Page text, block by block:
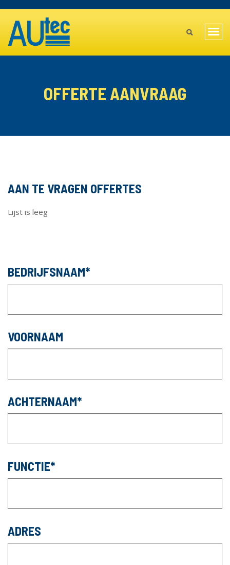
naar
inhoud
MAIN
MENU
OFFERTE AANVRAAG
AAN TE VRAGEN OFFERTES
Lijst is leeg
BEDRIJFSNAAM
VOORNAAM
ACHTERNAAM
FUNCTIE
ADRES